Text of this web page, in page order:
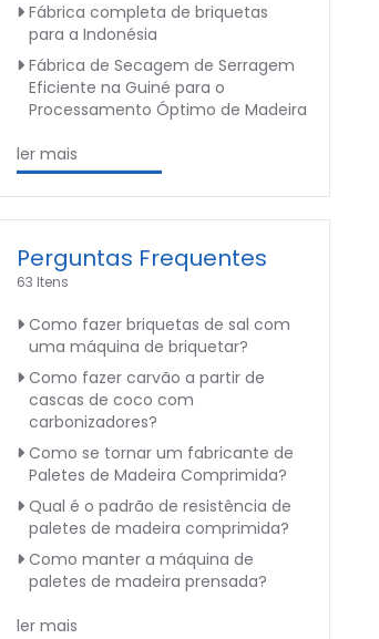
Fábrica completa de briquetas
para a Indonésia
Fábrica de Secagem de Serragem
Eficiente na Guiné para o
Processamento Óptimo de Madeira
ler mais
Perguntas Frequentes
63 Itens
Como fazer briquetas de sal com
uma máquina de briquetar?
Como fazer carvão a partir de
cascas de coco com
carbonizadores?
Como se tornar um fabricante de
Paletes de Madeira Comprimida?
Qual é o padrão de resistência de
paletes de madeira comprimida?
Como manter a máquina de
paletes de madeira prensada?
ler mais